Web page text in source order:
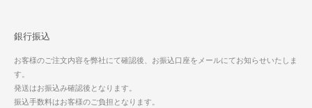
銀行振込
お客様のご注文内容を弊社にて確認後、お振込口座をメールにてお知らせいたしま
す。
発送はお振込み確認後となります。
振込手数料はお客様のご負担となります。